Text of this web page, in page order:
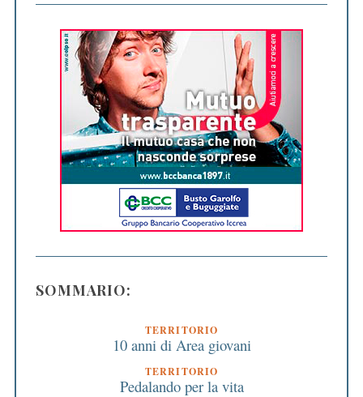
SOMMARIO:
TERRITORIO
10 anni di Area giovani
TERRITORIO
Pedalando per la vita